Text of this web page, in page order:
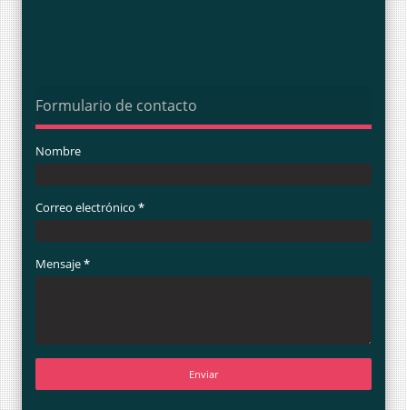
Formulario de contacto
Nombre
Correo electrónico *
Mensaje*